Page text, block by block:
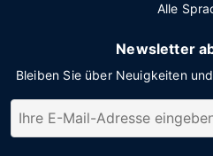
Alle
Newsletter
Bleiben Sie über Neuigkeiten